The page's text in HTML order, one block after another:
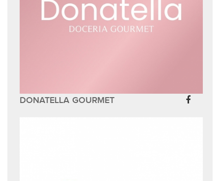
DONATELLA GOURMET